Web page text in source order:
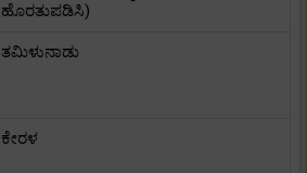
ಹೊರತುಪಡಿಸಿ)
ತಮಿಳುನಾಡು
ಕೇರಳ